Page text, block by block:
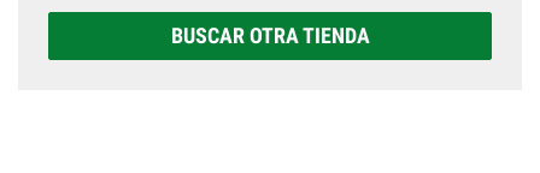
BUSCAR OTRA TIENDA